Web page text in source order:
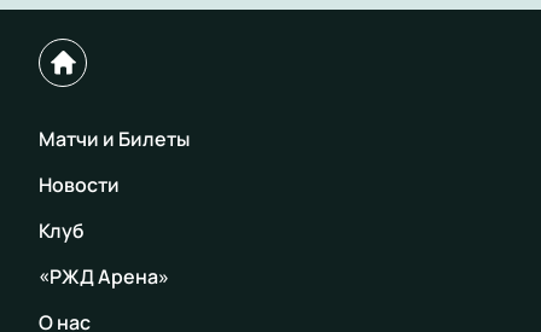
Матчи и Билеты
Новости
Клуб
«РЖД Арена»
О нас